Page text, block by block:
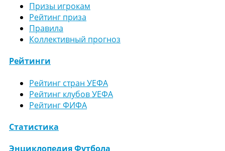
Призы игрокам
Рейтинг приза
Правила
Коллективный прогноз
Рейтинги
Рейтинг стран УЕФА
Рейтинг клубов УЕФА
Рейтинг ФИФА
Статистика
Энциклопедия Футбола